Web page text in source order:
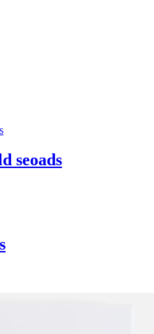
seoads